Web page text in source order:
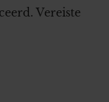
Vereiste